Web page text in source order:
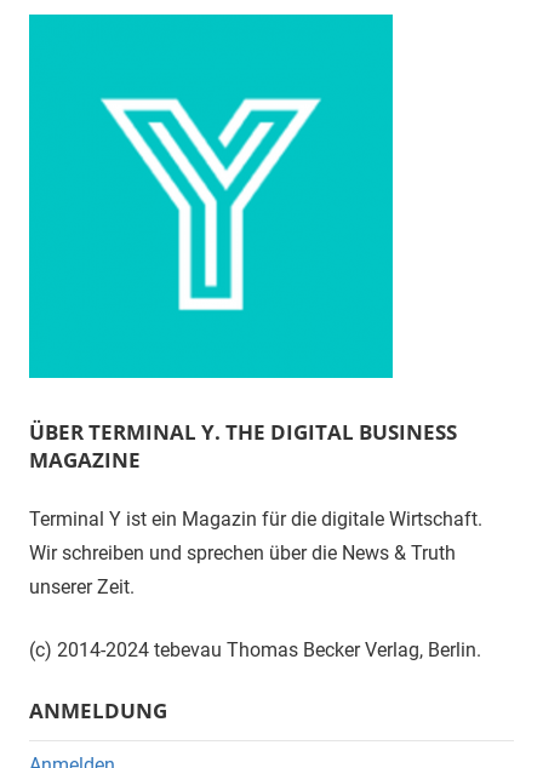
ÜBER TERMINAL Y. THE DIGITAL BUSINESS
MAGAZINE
Terminal Y ist ein Magazin für die digitale Wirtschaft.
Wir schreiben und sprechen über die News & Truth
unserer Zeit.
(c) 2014-2024 tebevau Thomas Becker Verlag, Berlin.
ANMELDUNG